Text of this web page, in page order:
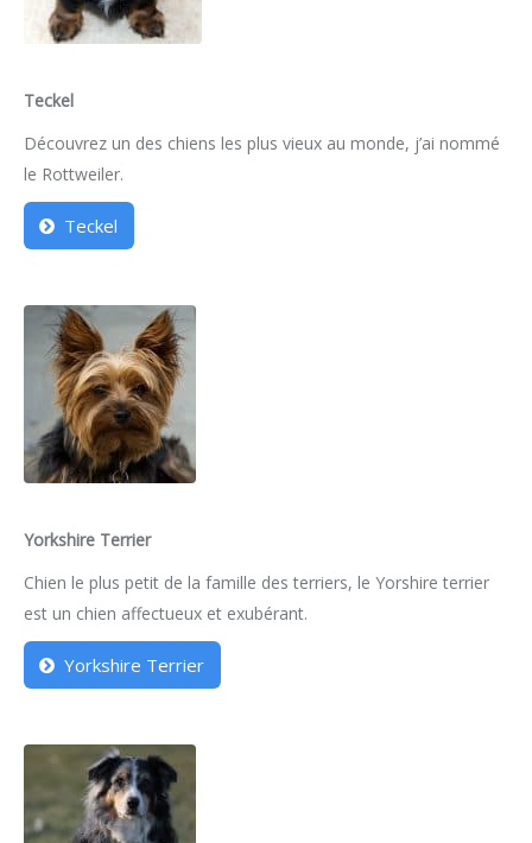
Teckel
Découvrez un des chiens les plus vieux au monde, j’ai nommé
le Rottweiler.
Teckel
Yorkshire Terrier
Chien le plus petit de la famille des terriers, le Yorshire terrier
est un chien affectueux et exubérant.
Yorkshire Terrier